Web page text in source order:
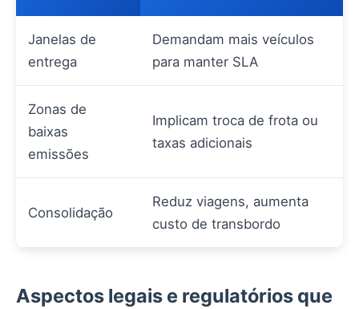
Janelas de
entrega
Demandam mais veículos
para manter SLA
Zonas de
baixas
emissões
Implicam troca de frota ou
taxas adicionais
Consolidação
Reduz viagens, aumenta
custo de transbordo
Aspectos legais e regulatórios que